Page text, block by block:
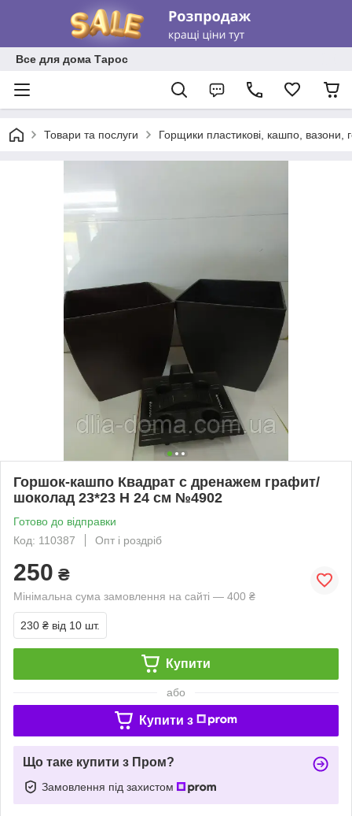
Все для дома Тарос
Товари та послуги Горщики пластикові, кашпо, вазони,
Горшок-кашпо Квадрат с дренажем графит/
шоколад 23*23 Н 24 см №4902
Готово до відправки
Код: 110387
Опт і роздріб
250 ₴
Мінімальна сума замовлення на сайті — 400 ₴
230 ₴ від 10 шт.
Купити
або
Купити з
Що таке купити з Пром?
Замовлення під захистом